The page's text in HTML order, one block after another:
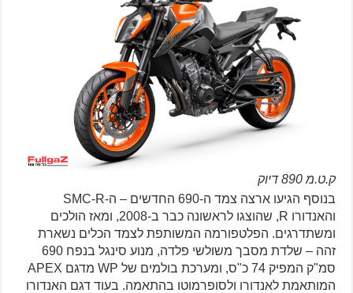
ק.ט.מ 890 דיוק
בנוסף הגיעו ארצה צמד ה-690 החדשים – ה-SMC-R
והאנדורו R, שהוצגו לראשונה כבר ב-2008, ומאז הולכים
ומשתדרגים. הפלטפורמה המשותפת לצמד הכלים נשארת
זהה – שלדת מסבך משולשי פלדה, מנוע סינגל בנפח 690
סמ"ק המפיק 74 כ"ס, ומערכת בולמים של WP מדגם APEX
המותאמת לאנדורו ולסופרמוטו בהתאמה. בעוד דגם האנדורו